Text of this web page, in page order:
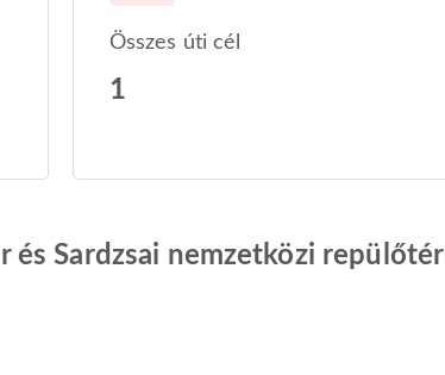
Összes úti cél
1
Sardzsai nemzetközi repülőtér